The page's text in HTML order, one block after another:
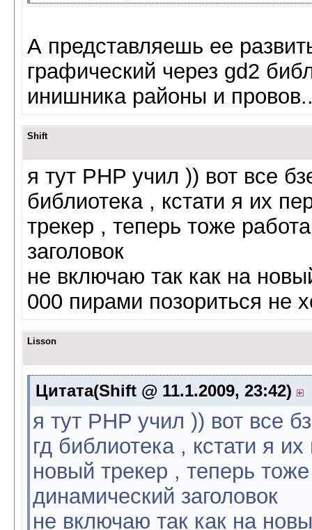
А представляешь ее
графический через gd2
инишника районы и
Shift
я тут PHP учил )) вот все
библиотека , кстати я их
трекер , теперь тоже
заголовок
не включаю так как на
000 пирами позориться не
Lisson
Цитата(Shift @ 11.1.2009, 23:42)
я тут PHP учил )) вот все
гд библиотека , кстати я
новый трекер , теперь
динамический заголовок
не включаю так как на